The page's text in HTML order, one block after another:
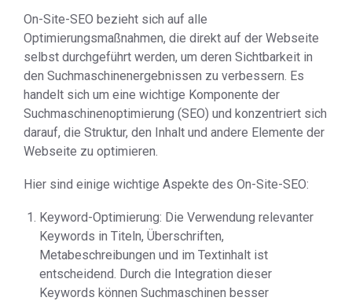
On-Site-SEO bezieht sich auf alle
Optimierungsmaßnahmen, die direkt auf der Webseite
selbst durchgeführt werden, um deren Sichtbarkeit in
den Suchmaschinenergebnissen zu verbessern. Es
handelt sich um eine wichtige Komponente der
Suchmaschinenoptimierung (SEO) und konzentriert sich
darauf, die Struktur, den Inhalt und andere Elemente der
Webseite zu optimieren.
Hier sind einige wichtige Aspekte des On-Site-SEO:
Keyword-Optimierung: Die Verwendung relevanter
Keywords in Titeln, Überschriften,
Metabeschreibungen und im Textinhalt ist
entscheidend. Durch die Integration dieser
Keywords können Suchmaschinen besser